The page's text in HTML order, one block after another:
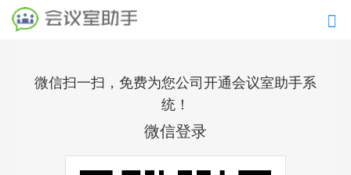
导
微信扫一扫，免费为您公司开通会议室助手系
统！